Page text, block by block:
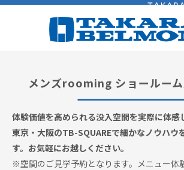
メンズrooming ショールー
体験価値を高められる没入空間を実際に体感
東京・大阪のTB-SQUAREで細かなノウハウ
す。お気軽にお越しください。
※空間のご見学予約となります。メニュー体